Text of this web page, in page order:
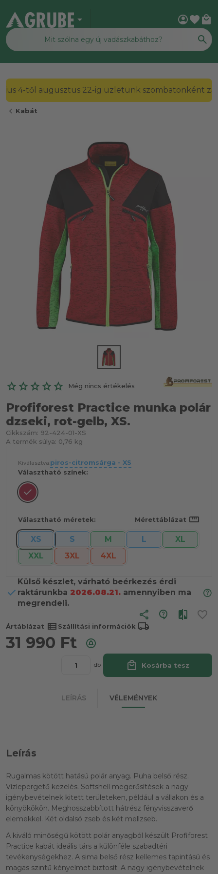
arrow_drop_down account_circlefavorite local_mall
2026. július 4-től augusztus 22-ig üzletünk
chevron_left Kabát
Még nincs értékelés
Profiforest Practice munka polár
dzseki, rot-gelb, XS.
Cikkszám: 92-424-01-XS
A termék súlya: 0,76 kg
Választható színek:
Kiválasztva:piros-citromsárga - XS
Választható méretek: Mérettáblázat straighten
XS S M L
XL
XXL
3XL 4XL
Külső készlet, várható beérkezés érdi
raktárunkba 2026.08.21. amennyiben ma
megrendeli.
share
Ártáblázat view_list Szállítási információk local_shipping
31 990 Ft
db local_mall Kosárba tesz
LEÍRÁS VÉLEMÉNYEK
Leírás
Rugalmas kötött hatású polár anyag. Puha belső rész.
Vízlepergető kezelés. Softshell megerősítések a nagy
igénybevételnek kitett területeken, például a vállakon és a
könyökökön. Meghosszabbított hátrész fényvisszaverő
elemekkel. Két oldalsó zseb és két mellzseb.
A kiváló minőségű kötött polár anyagból készült Profiforest
Practice kabát ideális társ a különféle szabadtéri
tevékenységekhez. A sima belső rész kellemes tapintású és
magas szintű kényelmet biztosít. A nagy igénybevételnek